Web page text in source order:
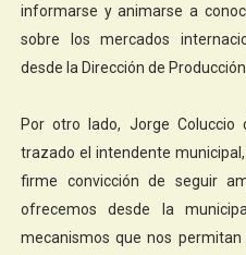
informarse y animarse a
sobre los mercados
desde la Dirección de
Por otro lado, Jorge
trazado el intendente
firme convicción de seguir
ofrecemos desde la
mecanismos que nos